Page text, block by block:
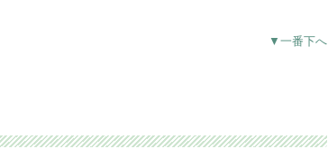
▼一番下へ